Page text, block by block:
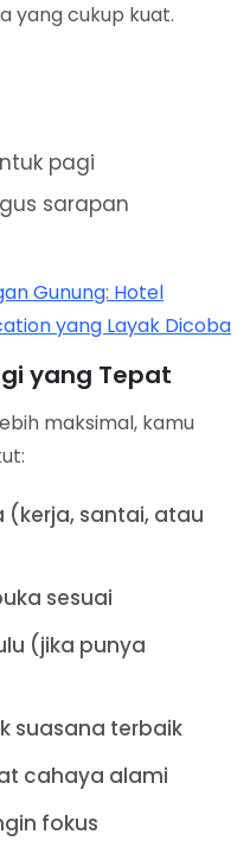
yang cukup kuat.
pagi
sarapan
Gunung: Hotel
yang Layak Dicoba
yang Tepat
maksimal, kamu
santai, atau
sesuai
(jika punya
suasana terbaik
cahaya alami
fokus